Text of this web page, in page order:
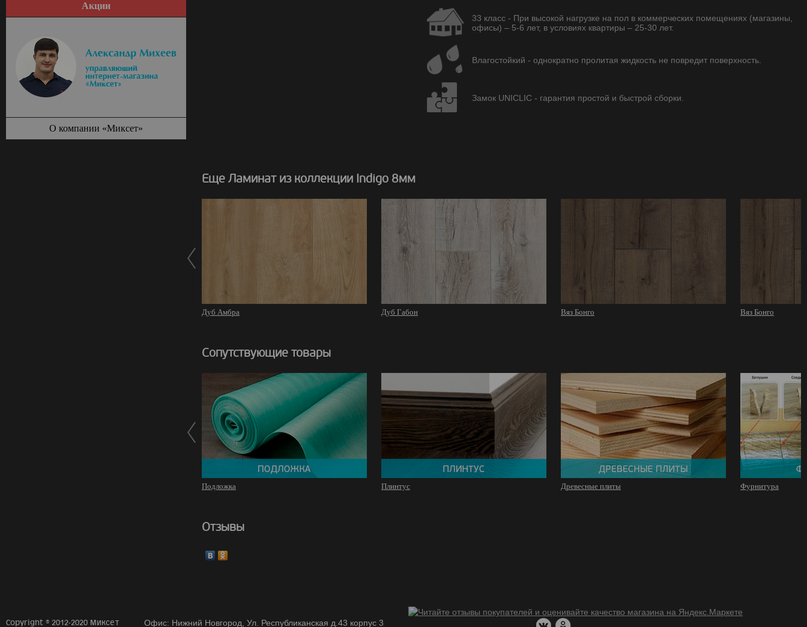
33 класс - При высокой нагрузке на пол в коммерческих помещениях (магазины,
офисы) – 5-6 лет, в условиях квартиры – 25-30 лет.
Влагостойкий - однократно пролитая жидкость не повредит поверхность.
Замок UNICLIC - гарантия простой и быстрой сборки.
Еще Ламинат из коллекции Indigo 8мм
Дуб Амбра Дуб Габон Вяз Бонго Вяз Бонго
Сопутствующие товары
Подложка Плинтус Древесные плиты Фурнитура
Отзывы
Акции
О компании «Миксет»
Copyright © 2012-2020 Миксет Офис: Нижний Новгород, Ул. Республиканская д.43 корпус 3